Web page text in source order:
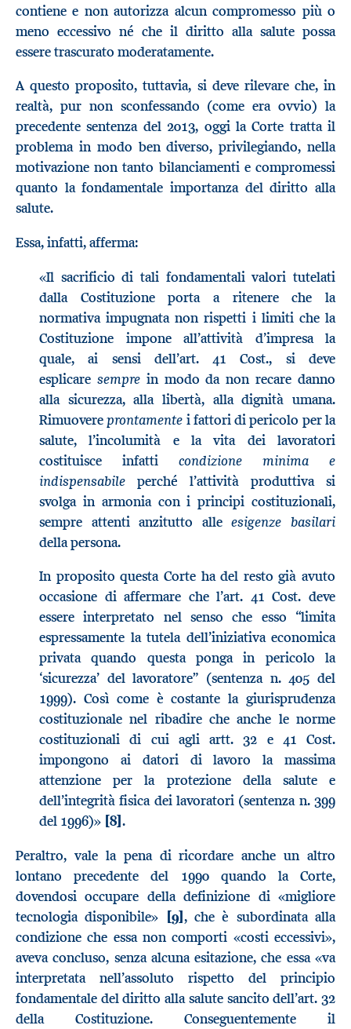
contiene e non autorizza alcun compromesso più o
meno eccessivo né che il diritto alla salute possa
essere trascurato moderatamente.
A questo proposito, tuttavia, si deve rilevare che, in
realtà, pur non sconfessando (come era ovvio) la
precedente sentenza del 2013, oggi la Corte tratta il
problema in modo ben diverso, privilegiando, nella
motivazione non tanto bilanciamenti e compromessi
quanto la fondamentale importanza del diritto alla
salute.
Essa, infatti, afferma:
«Il sacrificio di tali fondamentali valori tutelati
dalla Costituzione porta a ritenere che la
normativa impugnata non rispetti i limiti che la
Costituzione impone all’attività d’impresa la
quale, ai sensi dell’art. 41 Cost., si deve
esplicare semprein modo da non recare danno
alla sicurezza, alla libertà, alla dignità umana.
Rimuovereprontamente i fattori di pericolo per la
salute, l’incolumità e la vita dei lavoratori
costituisce infatti condizione minima e
indispensabile perché l’attività produttiva si
svolga in armonia con i principi costituzionali,
sempre attenti anzitutto alleesigenze basilari
della persona.
In proposito questa Corte ha del resto già avuto
occasione di affermare che l’art. 41 Cost. deve
essere interpretato nel senso che esso “limita
espressamente la tutela dell’iniziativa economica
privata quando questa ponga in pericolo la
‘sicurezza’ del lavoratore” (sentenza n. 405 del
1999). Così come è costante la giurisprudenza
costituzionale nel ribadire che anche le norme
costituzionali di cui agli artt. 32 e 41 Cost.
impongono ai datori di lavoro la massima
attenzione per la protezione della salute e
dell’integrità fisica dei lavoratori (sentenza n. 399
del 1996)» [8].
Peraltro, vale la pena di ricordare anche un altro
lontano precedente del 1990 quando la Corte,
dovendosi occupare della definizione di «migliore
tecnologia disponibile»
[9], che è subordinata alla
condizione che essa non comporti «costi eccessivi»,
aveva concluso, senza alcuna esitazione, che essa «va
interpretata nell’assoluto rispetto del principio
fondamentale del diritto alla salute sancito dell’art. 32
della Costituzione. Conseguentemente il